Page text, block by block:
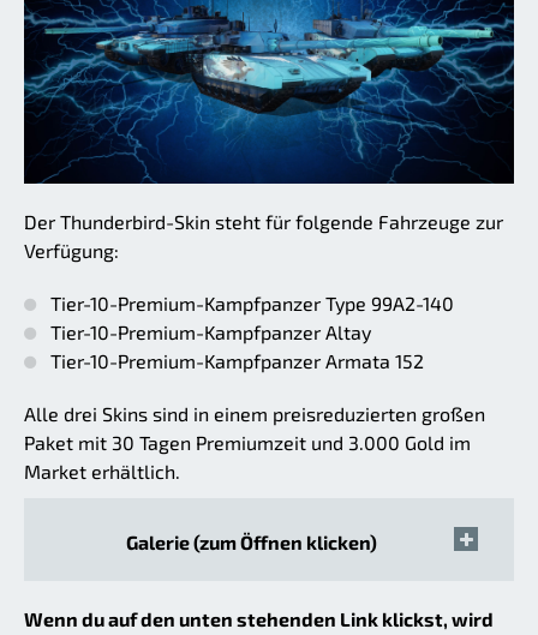
Der Thunderbird-Skin steht für folgende Fahrzeuge zur
Verfügung:
Tier-10-Premium-Kampfpanzer Type 99A2-140
Tier-10-Premium-Kampfpanzer Altay
Tier-10-Premium-Kampfpanzer Armata 152
Alle drei Skins sind in einem preisreduzierten großen
Paket mit 30 Tagen Premiumzeit und 3.000 Gold im
Market erhältlich.
Galerie (zum Öffnen klicken)
Wenn du auf den unten stehenden Link klickst, wird